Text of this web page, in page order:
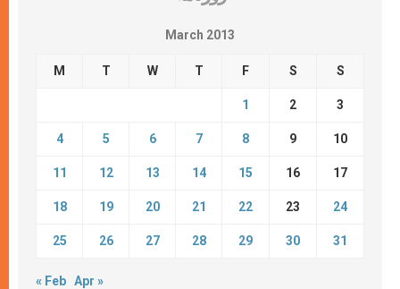
March 2013
M T W T F S S
1 2 3
4 5 6 7 8 9 10
11 12 13 14 15 16 17
18 19 20 21 22 23 24
25 26 27 28 29 30 31
« Feb Apr »